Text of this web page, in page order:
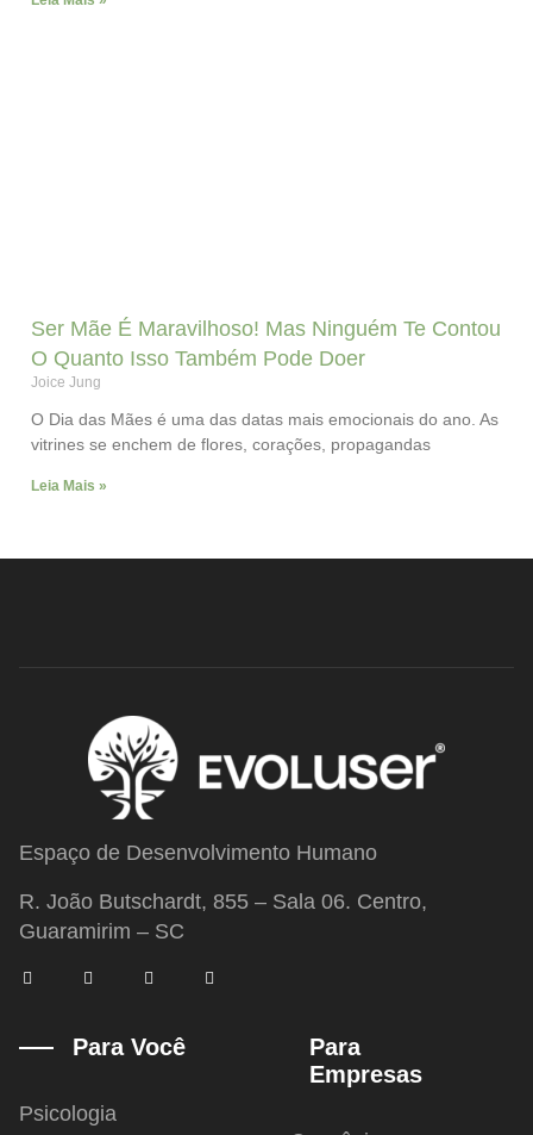
Ser Mãe É Maravilhoso! Mas Ninguém Te Contou
O Quanto Isso Também Pode Doer
Joice Jung
O Dia das Mães é uma das datas mais emocionais do ano. As
vitrines se enchem de flores, corações, propagandas
Leia Mais »
Espaço de Desenvolvimento Humano
R. João Butschardt, 855 – Sala 06. Centro,
Guaramirim – SC
F
a
-
T
w
t
e
I
n
a
g
Y
o
Para Você
Psicologia
Para
Empresas